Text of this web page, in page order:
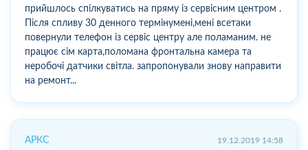
прийшлось спілкуватись на пряму із сервісним центром .
Після спливу 30 денного термінумені,мені всетаки
повернули телефон із сервіс центру але поламаним. не
працює сім карта,поломана фронтальна камера та
неробочі датчики світла. запропонували знову направити
на ремонт...
АРКС 19.12.2019 14:58